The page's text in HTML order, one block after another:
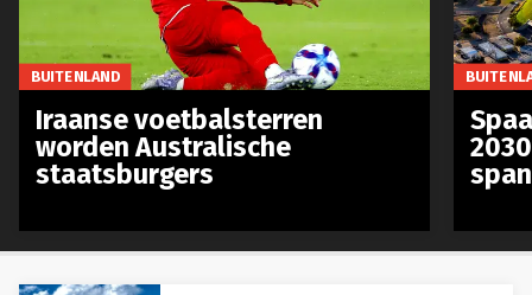
BUITENLAND
Iraanse voetbalsterren
worden Australische
staatsburgers